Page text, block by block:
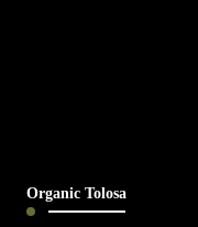
Organic Tolosa